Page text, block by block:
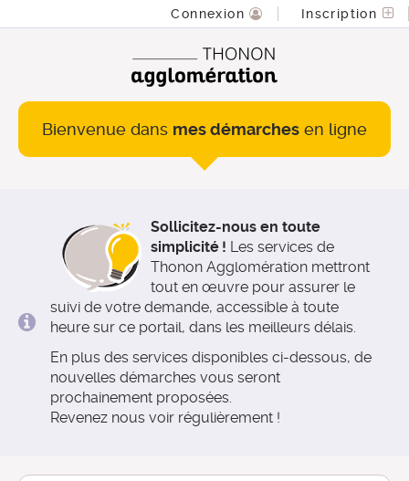
Connexion Inscription
Bienvenue dans mes démarches en ligne
Sollicitez-nous en toute
simplicité ! Les services de
Thonon Agglomération mettront
tout en œuvre pour assurer le
suivi de votre demande, accessible à toute
heure sur ce portail, dans les meilleurs délais.
En plus des services disponibles ci-dessous, de
nouvelles démarches vous seront
prochainement proposées.
Revenez nous voir régulièrement !